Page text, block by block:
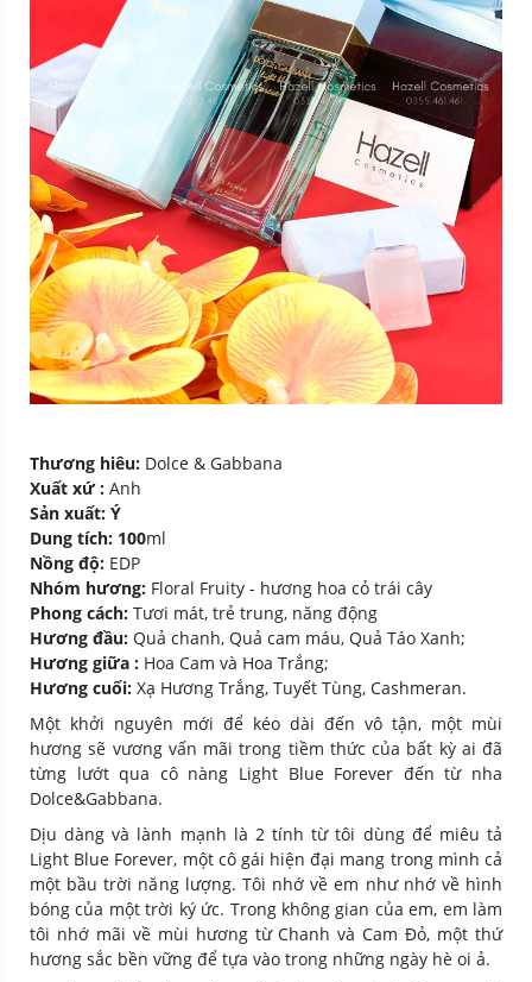
Thương hiêu: Dolce & Gabbana
Xuất xứ : Anh
Sản xuất: Ý
Dung tích: 100ml
Nồng độ: EDP
Nhóm hương: Floral Fruity - hương hoa cỏ trái cây
Phong cách: Tươi mát, trẻ trung, năng động
Hương đầu: Quả chanh, Quả cam máu, Quả Táo Xanh;
Hương giữa : Hoa Cam và Hoa Trắng;
Hương cuối: Xạ Hương Trắng, Tuyết Tùng, Cashmeran.
Một khởi nguyên mới để kéo dài đến vô tận, một mùi
hương sẽ vương vấn mãi trong tiềm thức của bất kỳ ai đã
từng lướt qua cô nàng Light Blue Forever đến từ nha
Dolce&Gabbana.
Dịu dàng và lành mạnh là 2 tính từ tôi dùng để miêu tả
Light Blue Forever, một cô gái hiện đại mang trong mình cả
một bầu trời năng lượng. Tôi nhớ về em như nhớ về hình
bóng của một trời ký ức. Trong không gian của em, em làm
tôi nhớ mãi về mùi hương từ Chanh và Cam Đỏ, một thứ
hương sắc bền vững để tựa vào trong những ngày hè oi ả.